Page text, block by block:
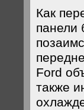
Как
панели
Ford
также